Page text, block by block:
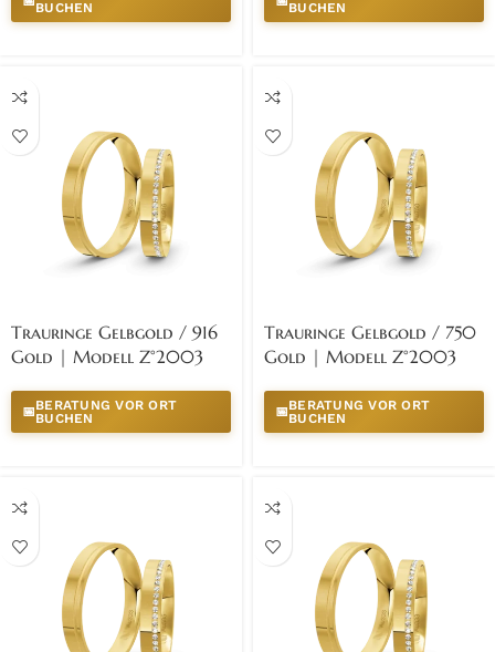
BUCHEN
BUCHEN
Trauringe Gelbgold / 916
Gold | Modell Z°2003
📅BERATUNG VOR ORT
BUCHEN
Trauringe Gelbgold / 750
Gold | Modell Z°2003
📅BERATUNG VOR ORT
BUCHEN